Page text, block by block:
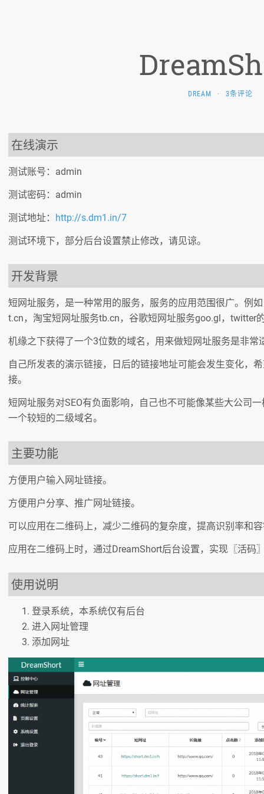
DREAM · 3条评论
在线演示
测试账号：admin
测试密码：admin
测试地址： http://s.dm1.in/7
测试环境下，部分后台设置禁止修改，请见谅。
开发背景
短网址服务，是一种常用的服务，服务的应用范围很广。例
t.cn，淘宝短网址服务tb.cn，谷歌短网址服务goo.gl，twitter
机缘之下获得了一个3位数的域名，用来做短网址服务是非常
自己所发表的演示链接，日后的链接地址可能会发生变化，
接。
短网址服务对SEO有负面影响，自己也不可能像某些大公司
一个较短的二级域名。
主要功能
方便用户输入网址链接。
方便用户分享、推广网址链接。
可以应用在二维码上，减少二维码的复杂度，提高识别率和
应用在二维码上时，通过DreamShort后台设置，实现〖活码
使用说明
登录系统，本系统仅有后台
进入网址管理
添加网址